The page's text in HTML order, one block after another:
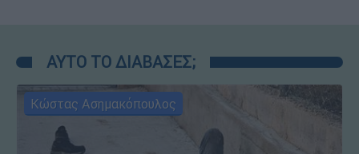
ΑΥΤΟ ΤΟ ΔΙΑΒΑΣΕΣ;
Κώστας Ασημακόπουλος